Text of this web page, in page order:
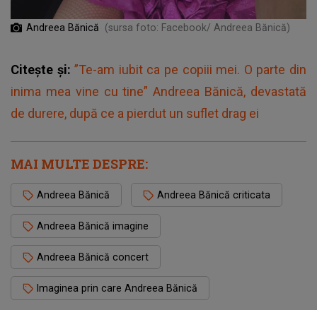
Andreea Bănică (sursa foto: Facebook/ Andreea Bănică)
Citește și:”Te-am iubit ca pe copiii mei. O parte din
inima mea vine cu tine” Andreea Bănică, devastată
de durere, după ce a pierdut un suflet drag ei
MAI MULTE DESPRE:
Andreea Bănică Andreea Bănică criticata
Andreea Bănică imagine
Andreea Bănică concert
Imaginea prin care Andreea Bănică